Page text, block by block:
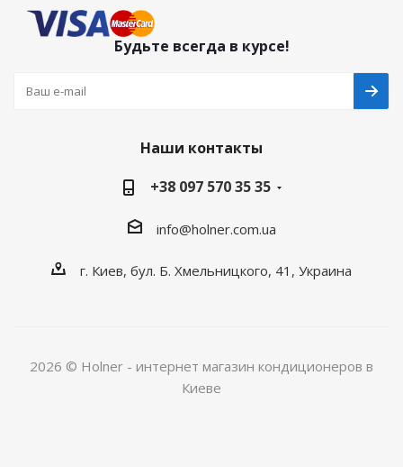
Будьте всегда в курсе!
Наши контакты
+38 097 570 35 35
info@holner.com.ua
г. Киев, бул. Б. Хмельницкого, 41, Украина
2026 © Holner - интернет магазин кондиционеров в
Киеве